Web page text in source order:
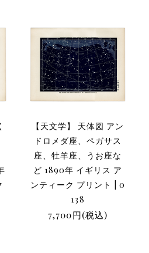
【天文学】 天体図 アン
ドロメダ座、ペガサス
座、牡羊座、うお座な
ど 1890年 イギリス ア
ンティーク プリント | 0
138
7,700円(税込)